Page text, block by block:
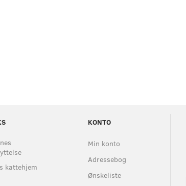
kattehjem
KONTO
Min konto
Adressebog
Ønskeliste